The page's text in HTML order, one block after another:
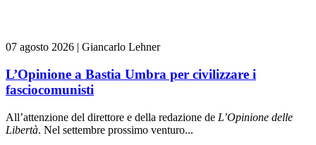
07 agosto 2026 | Giancarlo Lehner
L’Opinione a Bastia Umbra per civilizzare i
fasciocomunisti
All’attenzione del direttore e della redazione de L’Opinione delle
Libertà. Nel settembre prossimo venturo...